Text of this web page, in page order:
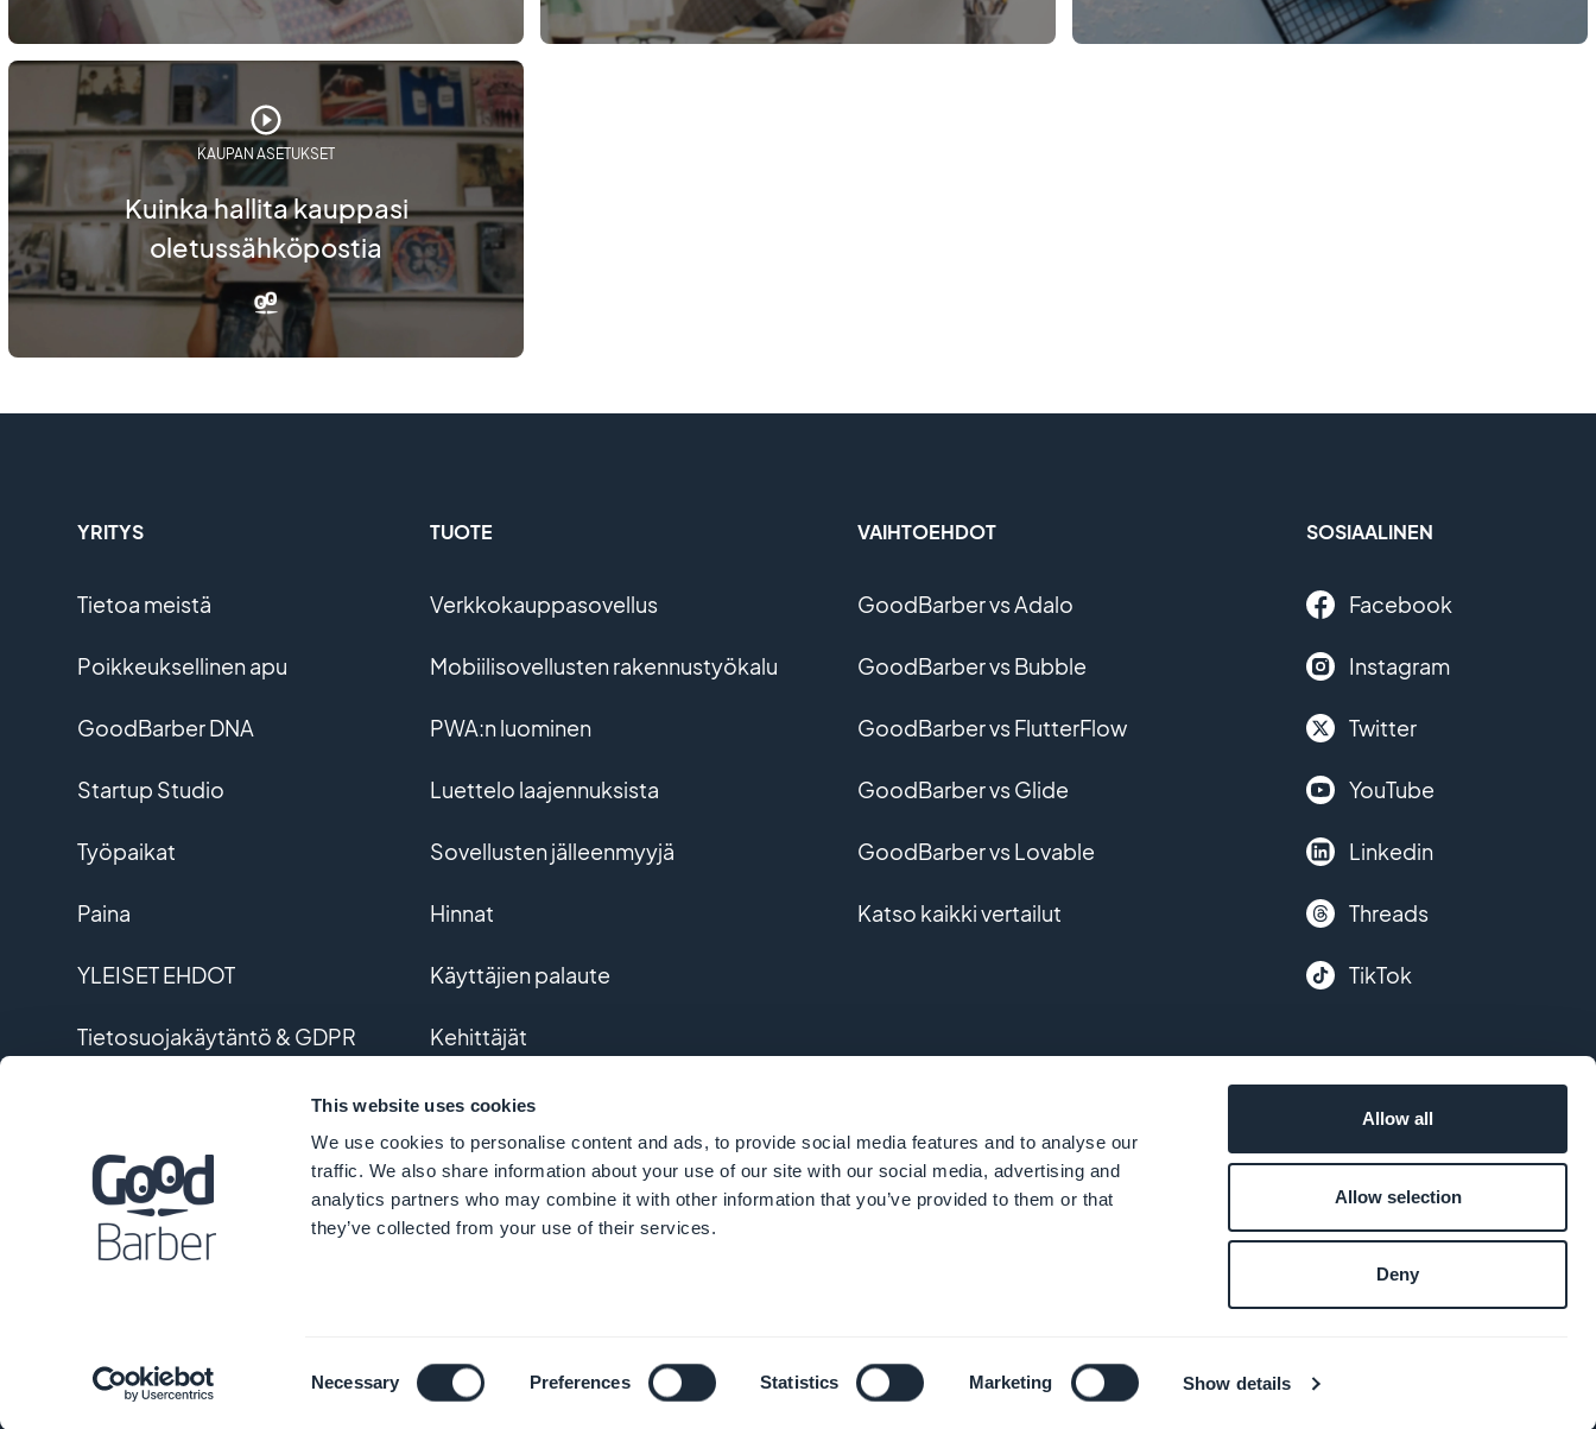
This website uses cookies
We use cookies to personalise content and ads, to provide social media features and to analyse our
traffic. We also share information about your use of our site with our social media, advertising and
analytics partners who may combine it with other information that you’ve provided to them or that
they’ve collected from your use of their services.
Necessary Preferences Statistics Marketing Show details
Allow all
Allow selection
Deny
KAUPAN ASETUKSET
Kuinka hallita kauppasi
oletussähköpostia
YRITYS
Tietoa meistä
Poikkeuksellinen apu
GoodBarber DNA
Startup Studio
Työpaikat
Paina
YLEISET EHDOT
Tietosuojakäytäntö & GDPR
TUOTE
Verkkokauppasovellus
Mobiilisovellusten rakennustyökalu
PWA:n luominen
Luettelo laajennuksista
Sovellusten jälleenmyyjä
Hinnat
Käyttäjien palaute
Kehittäjät
Räätälöity kehitys
Sanasto
VAIHTOEHDOT
GoodBarber vs Adalo
GoodBarber vs Bubble
GoodBarber vs FlutterFlow
GoodBarber vs Glide
GoodBarber vs Lovable
Katso kaikki vertailut
SOSIAALINEN
Facebook
Instagram
Twitter
YouTube
Linkedin
Threads
TikTok